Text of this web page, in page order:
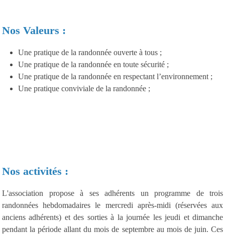
Nos Valeurs :
Une pratique de la randonnée ouverte à tous ;
Une pratique de la randonnée en toute sécurité ;
Une pratique de la randonnée en respectant l’environnement ;
Une pratique conviviale de la randonnée ;
Nos activités :
L'association propose à ses adhérents un programme de trois
randonnées hebdomadaires le mercredi après-midi (réservées aux
anciens adhérents) et des sorties à la journée les jeudi et dimanche
pendant la période allant du mois de septembre au mois de juin. Ces